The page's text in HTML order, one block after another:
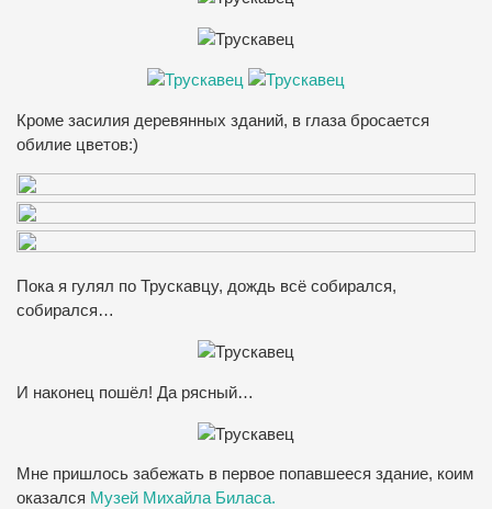
Кроме засилия деревянных зданий, в глаза бросается
обилие цветов:)
Пока я гулял по Трускавцу, дождь всё собирался,
собирался…
И наконец пошёл! Да рясный…
Мне пришлось забежать в первое попавшееся здание, коим
оказался Музей Михайла Биласа.